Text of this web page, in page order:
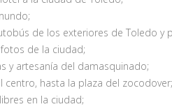
de los exteriores de Toledo y
de la ciudad;
y artesanía del damasquinado;
centro, hasta la plaza del zocodover;
en la ciudad;